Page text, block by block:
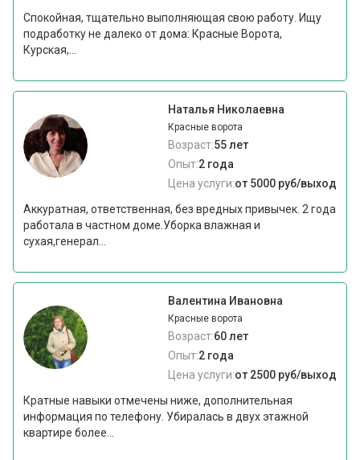
Спокойная, тщательно выполняющая свою работу. Ищу
подработку не далеко от дома: Красные Ворота,
Курская,...
Наталья Николаевна
Красные ворота
Возраст:55 лет
Опыт:2 года
Цена услуги:от 5000 руб/выход
Аккуратная, ответственная, без вредных привычек. 2 года
работала в частном доме.Уборка влажная и
сухая,генерал...
Валентина Ивановна
Красные ворота
Возраст:60 лет
Опыт:2 года
Цена услуги:от 2500 руб/выход
Кратные навыки отмечены ниже, дополнительная
информация по телефону. Убиралась в двух этажной
квартире более...